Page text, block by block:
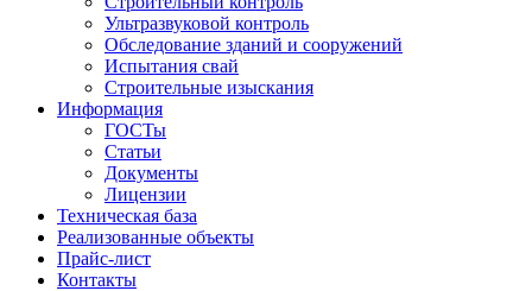
Ультразвуковой контроль
Обследование зданий и сооружений
Испытания свай
Строительные изыскания
Информация
ГОСТы
Статьи
Документы
Лицензии
Техническая база
Реализованные объекты
Прайс-лист
Контакты